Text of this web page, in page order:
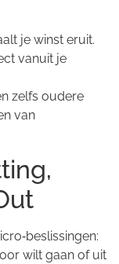
je winst eruit.
vanuit je
zelfs oudere
van
wilt gaan of uit